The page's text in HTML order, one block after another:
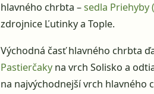
hlavného chrbta –sedla Priehyby
zdrojnice Ľutinky a Tople.
Východná časť hlavného chrbta
Pastierčakyna vrch Solisko a
na najvýchodnejší vrch hlavného